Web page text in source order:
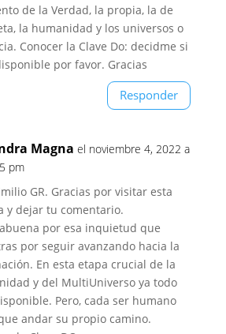
de la Verdad, la propia, la de
la humanidad y los universos o
Conocer la Clave Do: decidme si
por favor. Gracias
Responder
Magna el noviembre 4, 2022 a
pm
GR. Gracias por visitar esta
y dejar tu comentario.
por esa inquietud que
por seguir avanzando hacia la
En esta etapa crucial de la
y del MultiUniverso ya todo
Pero, cada ser humano
andar su propio camino.